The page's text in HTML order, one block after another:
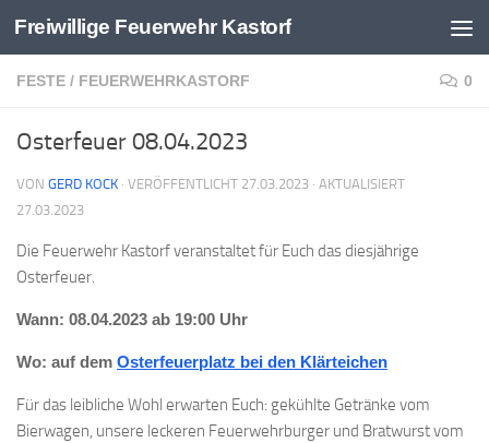
Zum Inhalt springen
Freiwillige Feuerwehr Kastorf
FESTE / FEUERWEHRKASTORF 0
Osterfeuer 08.04.2023
VON GERD KOCK · VERÖFFENTLICHT 27.03.2023 · AKTUALISIERT
27.03.2023
Die Feuerwehr Kastorf veranstaltet für Euch das diesjährige
Osterfeuer.
Wann: 08.04.2023 ab 19:00 Uhr
Wo: auf dem Osterfeuerplatz bei den Klärteichen
Für das leibliche Wohl erwarten Euch: gekühlte Getränke vom
Bierwagen, unsere leckeren Feuerwehrburger und Bratwurst vom